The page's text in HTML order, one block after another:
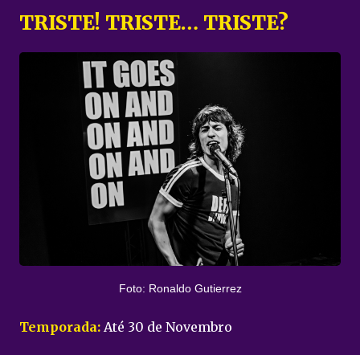
TRISTE! TRISTE… TRISTE?
Foto: Ronaldo Gutierrez
Temporada: Até 30 de Novembro